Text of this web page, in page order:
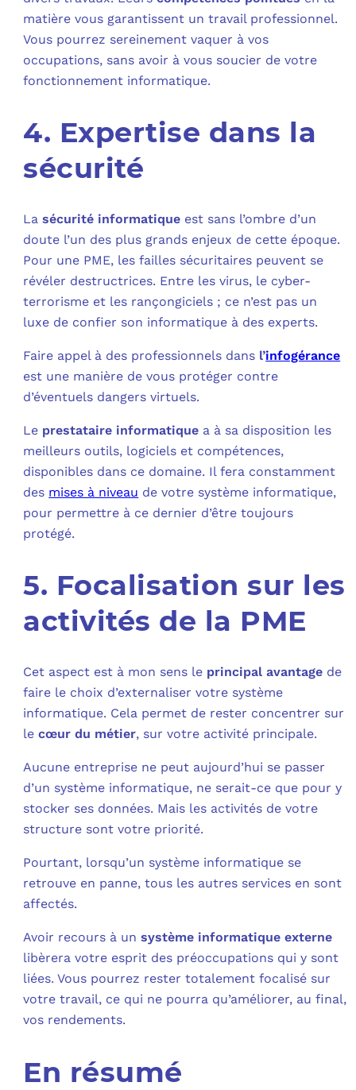
matière vous garantissent un travail professionnel.
Vous pourrez sereinement vaquer à vos
occupations, sans avoir à vous soucier de votre
fonctionnement informatique.
4. Expertise dans la
sécurité
Lasécurité informatique est sans l’ombre d’un
doute l’un des plus grands enjeux de cette époque.
Pour une PME, les failles sécuritaires peuvent se
révéler destructrices. Entre les virus, le cyber-
terrorisme et les rançongiciels ; ce n’est pas un
luxe de confier son informatique à des experts.
Faire appel à des professionnels dans l’infogérance
est une manière de vous protéger contre
d’éventuels dangers virtuels.
Le prestataire informatique a à sa disposition les
meilleurs outils, logiciels et compétences,
disponibles dans ce domaine. Il fera constamment
des mises à niveau de votre système informatique,
pour permettre à ce dernier d’être toujours
protégé.
5. Focalisation sur les
activités de la PME
Cet aspect est à mon sens le principal avantage de
faire le choix d’externaliser votre système
informatique. Cela permet de rester concentrer sur
le cœur du métier, sur votre activité principale.
Aucune entreprise ne peut aujourd’hui se passer
d’un système informatique, ne serait-ce que pour y
stocker ses données. Mais les activités de votre
structure sont votre priorité.
Pourtant, lorsqu’un système informatique se
retrouve en panne, tous les autres services en sont
affectés.
Avoir recours à unsystème informatique externe
libèrera votre esprit des préoccupations qui y sont
liées. Vous pourrez rester totalement focalisé sur
votre travail, ce qui ne pourra qu’améliorer, au final,
vos rendements.
En résumé